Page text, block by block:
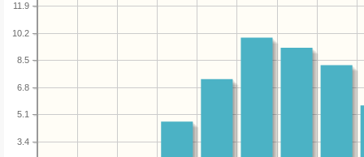
3.4
5.1
6.8
8.5
10.2
11.9